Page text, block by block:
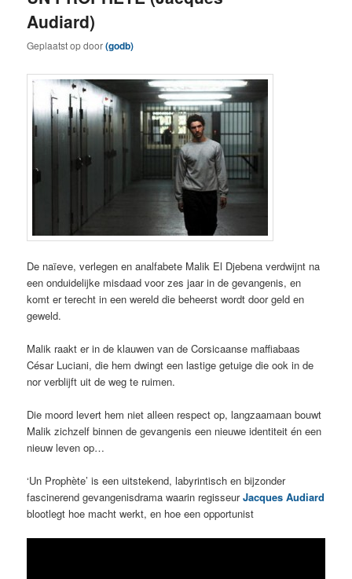
Audiard)
Geplaatst opdoor(godb)
De naïeve, verlegen en analfabete Malik El Djebena verdwijnt na
een onduidelijke misdaad voor zes jaar in de gevangenis, en
komt er terecht in een wereld die beheerst wordt door geld en
geweld.
Malik raakt er in de klauwen van de Corsicaanse maffiabaas
César Luciani, die hem dwingt een lastige getuige die ook in de
nor verblijft uit de weg te ruimen.
Die moord levert hem niet alleen respect op, langzaamaan bouwt
Malik zichzelf binnen de gevangenis een nieuwe identiteit én een
nieuw leven op…
‘Un Prophète’ is een uitstekend, labyrintisch en bijzonder
fascinerend gevangenisdrama waarin regisseurJacques Audiard
blootlegt hoe macht werkt, en hoe een opportunist